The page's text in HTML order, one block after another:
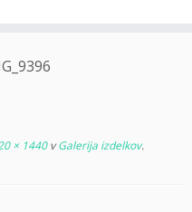
× 1440vGalerija izdelkov.